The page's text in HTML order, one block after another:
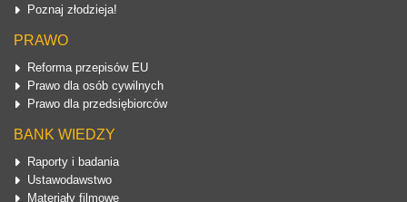
Poznaj złodzieja!
PRAWO
Reforma przepisów EU
Prawo dla osób cywilnych
Prawo dla przedsiębiorców
BANK WIEDZY
Raporty i badania
Ustawodawstwo
Materiały filmowe